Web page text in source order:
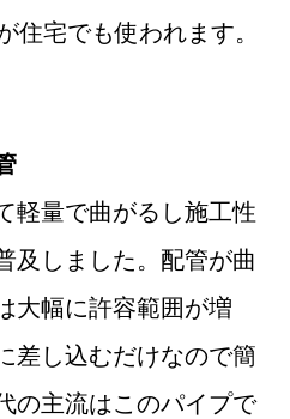
住宅でも使われます。
軽量で曲がるし施工性
及しました。配管が曲
大幅に許容範囲が増
差し込むだけなので簡
の主流はこのパイプで